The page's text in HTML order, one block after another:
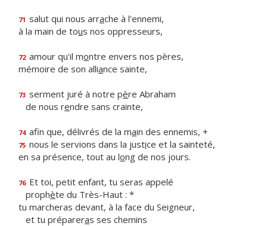
71 salut qui nous arrache à l'ennemi,
à la main de tous nos oppresseurs,
72 amour qu'il montre envers nos pères,
mémoire de son alliance sainte,
73 serment juré à notre père Abraham
de nous rendre sans crainte,
74 afin que, délivrés de la main des ennemis, +
75 nous le servions dans la justice et la sainteté,
en sa présence, tout au long de nos jours.
76 Et toi, petit enfant, tu seras appelé
prophète du Très-Haut : *
tu marcheras devant, à la face du Seigneur,
et tu prépareras ses chemins